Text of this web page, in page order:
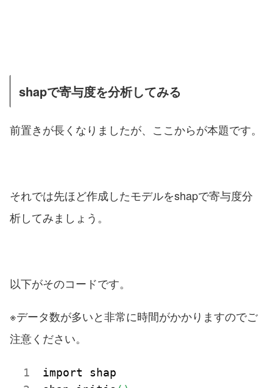
shapで寄与度を分析してみる
前置きが長くなりましたが、ここからが本題です。
それでは先ほど作成したモデルをshapで寄与度分
析してみましょう。
以下がそのコードです。
※データ数が多いと非常に時間がかかりますのでご
注意ください。
import shap